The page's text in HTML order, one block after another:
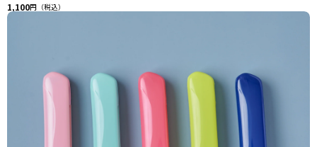
1,100円（税込）